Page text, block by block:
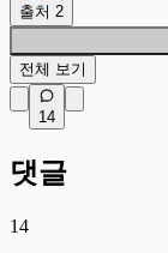
출처 2
전체 보기
14
댓글
14